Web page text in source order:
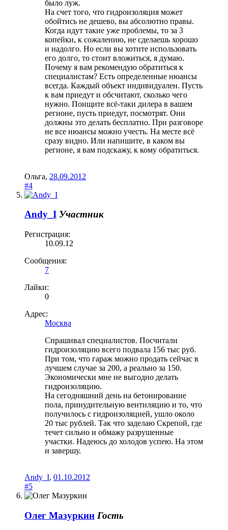
было луж.
На счет того, что гидроизоляция может
обойтись не дешево, вы абсолютно правы.
Когда идут такие уже проблемы, то за 3
копейки, к сожалению, не сделаешь хорошо
и надолго. Но если вы хотите использовать
его долго, то стоит вложиться, я думаю.
Почему я вам рекомендую обратиться к
специалистам? Есть определенные нюансы
всегда. Каждый объект индивидуален. Пусть
к вам приедут и обсчитают, сколько чего
нужно. Поищите всё-таки дилера в вашем
регионе, пусть приедут, посмотрят. Они
должны это делать бесплатно. При разговоре
не все нюансы можно учесть. На месте всё
сразу видно. Или напишите, в каком вы
регионе, я вам подскажу, к кому обратиться.
Ольга, 28.09.2012
#4
Andy_I Участник
Регистрация:
10.09.12
Сообщения:
7
Лайки:
0
Адрес:
Москва
Спрашивал специалистов. Посчитали
гидроизоляцию всего подвала 156 тыс руб.
При том, что гараж можно продать сейчас в
лучшем случае за 200, а реально за 150.
Экономически мне не выгодно делать
гидроизоляцию.
На сегодняшний день на бетонирование
пола, принудительную вентиляцию и то, что
получилось с гидроизоляцией, ушло около
20 тыс рублей. Так что заделаю Скрепой, где
течет сильно и обмажу разрушенные
участки. Надеюсь до холодов успею. На этом
и завершу.
Andy_I, 01.10.2012
#5
Олег Мазуркин Гость